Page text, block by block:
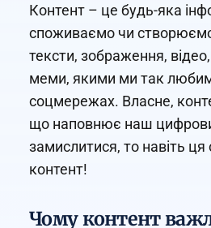
Контент – це будь-яка
споживаємо чи
тексти, зображення, відео,
меми, якими ми так
соцмережах. Власне,
що наповнює наш
замислитися, то навіть
контент!
Чому контент